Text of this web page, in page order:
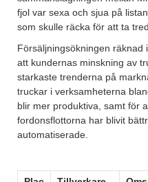
fjol var sexa och sjua på
som skulle räcka för att ta
Försäljningsökningen
att kundernas minskning av
starkaste trenderna på
truckar i verksamheterna
blir mer produktiva, samt för
fordonsflottorna har blivit
automatiserade.